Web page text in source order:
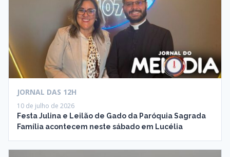
JORNAL DAS 12H
10 de julho de 2026
Festa Julina e Leilão de Gado da Paróquia Sagrada
Família acontecem neste sábado em Lucélia